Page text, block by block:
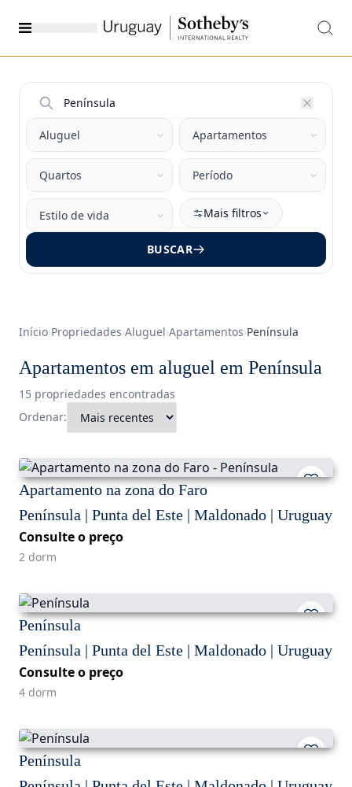
Mais filtros
BUSCAR
Início›Propriedades›Aluguel›Apartamentos›Península
Apartamentos em aluguel em Península
15 propriedades encontradas
Ordenar:
Apartamento na zona do Faro
Península | Punta del Este | Maldonado | Uruguay
Consulte o preço
2 dorm
Península
Península | Punta del Este | Maldonado | Uruguay
Consulte o preço
4 dorm
Península